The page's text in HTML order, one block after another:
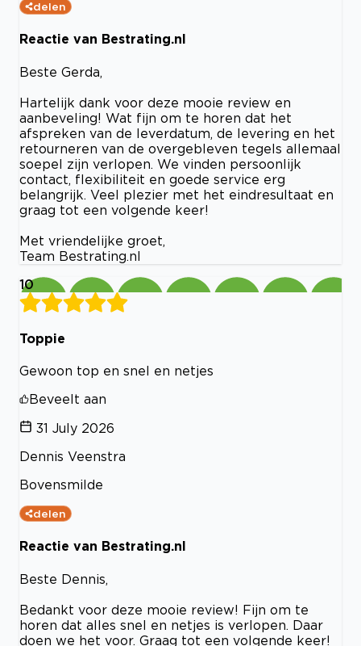
delen
Reactie van Bestrating.nl
Beste Gerda,
Hartelijk dank voor deze mooie review en
aanbeveling! Wat fijn om te horen dat het
afspreken van de leverdatum, de levering en het
retourneren van de overgebleven tegels allemaal
soepel zijn verlopen. We vinden persoonlijk
contact, flexibiliteit en goede service erg
belangrijk. Veel plezier met het eindresultaat en
graag tot een volgende keer!
Met vriendelijke groet,
Team Bestrating.nl
10
Toppie
Gewoon top en snel en netjes
Beveelt aan
31 July 2026
Dennis Veenstra
Bovensmilde
delen
Reactie van Bestrating.nl
Beste Dennis,
Bedankt voor deze mooie review! Fijn om te
horen dat alles snel en netjes is verlopen. Daar
doen we het voor. Graag tot een volgende keer!